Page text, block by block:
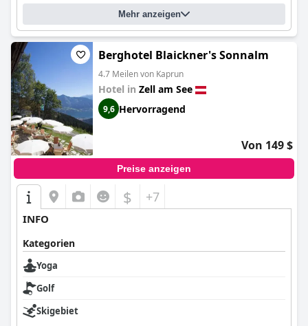
Mehr anzeigen
Berghotel Blaickner's Sonnalm
4.7 Meilen von Kaprun
Hotel in Zell am See
9,6 Hervorragend
Von 149 $
Preise anzeigen
$ +7
INFO
Kategorien
Yoga
Golf
Skigebiet